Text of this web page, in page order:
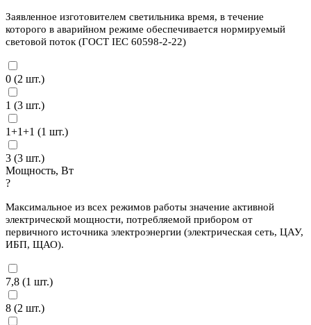
Заявленное изготовителем светильника время, в течение
которого в аварийном режиме обеспечивается нормируемый
световой поток (ГОСТ IEC 60598-2-22)
0 (2 шт.)
1 (3 шт.)
1+1+1 (1 шт.)
3 (3 шт.)
Мощность, Вт
?
Максимальное из всех режимов работы значение активной
электрической мощности, потребляемой прибором от
первичного источника электроэнергии (электрическая сеть, ЦАУ,
ИБП, ЩАО).
7,8 (1 шт.)
8 (2 шт.)